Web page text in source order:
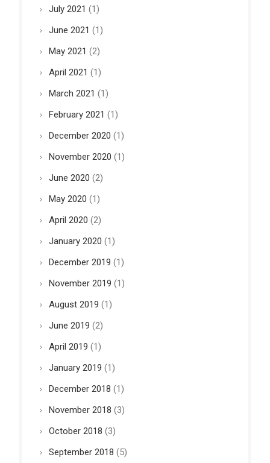
July 2021 (1)
June 2021 (1)
May 2021 (2)
April 2021 (1)
March 2021 (1)
February 2021 (1)
December 2020 (1)
November 2020 (1)
June 2020 (2)
May 2020 (1)
April 2020 (2)
January 2020 (1)
December 2019 (1)
November 2019 (1)
August 2019 (1)
June 2019 (2)
April 2019 (1)
January 2019 (1)
December 2018 (1)
November 2018 (3)
October 2018 (3)
September 2018 (5)